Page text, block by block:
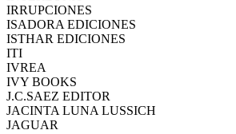
IRRUPCIONES
ISADORA EDICIONES
ISTHAR EDICIONES
ITI
IVREA
IVY BOOKS
J.C.SAEZ EDITOR
JACINTA LUNA LUSSICH
JAGUAR